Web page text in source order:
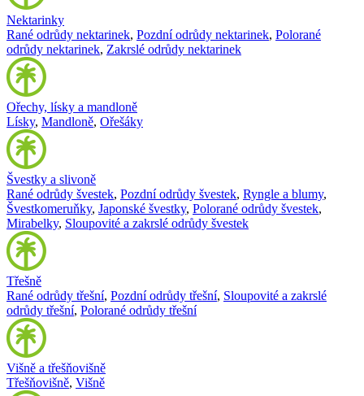
Nektarinky
Rané odrůdy nektarinek, Pozdní odrůdy nektarinek, Polorané
odrůdy nektarinek, Zakrslé odrůdy nektarinek
Ořechy, lísky a mandloně
Lísky, Mandloně, Ořešáky
Švestky a slivoně
Rané odrůdy švestek, Pozdní odrůdy švestek, Ryngle a blumy,
Švestkomeruňky, Japonské švestky, Polorané odrůdy švestek,
Mirabelky, Sloupovité a zakrslé odrůdy švestek
Třešně
Rané odrůdy třešní, Pozdní odrůdy třešní, Sloupovité a zakrslé
odrůdy třešní, Polorané odrůdy třešní
Višně a třešňovišně
Třešňovišně, Višně